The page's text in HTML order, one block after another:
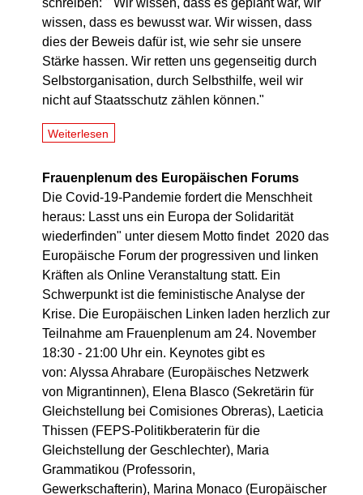
schreiben: " Wir wissen, dass es geplant war, wir
wissen, dass es bewusst war. Wir wissen, dass
dies der Beweis dafür ist, wie sehr sie unsere
Stärke hassen. Wir retten uns gegenseitig durch
Selbstorganisation, durch Selbsthilfe, weil wir
nicht auf Staatsschutz zählen können."
Weiterlesen
Frauenplenum des Europäischen Forums
Die Covid-19-Pandemie fordert die Menschheit
heraus: Lasst uns ein Europa der Solidarität
wiederfinden" unter diesem Motto findet 2020 das
Europäische Forum der progressiven und linken
Kräften als Online Veranstaltung statt. Ein
Schwerpunkt ist die feministische Analyse der
Krise. Die Europäischen Linken laden herzlich zur
Teilnahme am Frauenplenum am 24. November
18:30 - 21:00 Uhr ein. Keynotes gibt es
von: Alyssa Ahrabare (Europäisches Netzwerk
von Migrantinnen), Elena Blasco (Sekretärin für
Gleichstellung bei Comisiones Obreras), Laeticia
Thissen (FEPS-Politikberaterin für die
Gleichstellung der Geschlechter), Maria
Grammatikou (Professorin,
Gewerkschafterin), Marina Monaco (Europäischer